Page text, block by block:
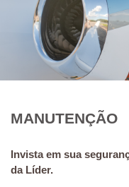
MANUTENÇÃO
Invista em sua
da Líder.